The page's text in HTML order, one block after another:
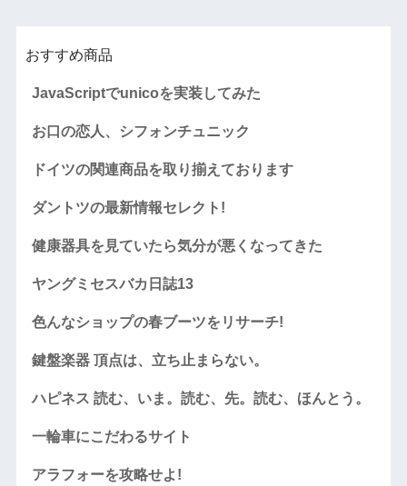
おすすめ商品
JavaScriptでunicoを実装してみた
お口の恋人、シフォンチュニック
ドイツの関連商品を取り揃えております
ダントツの最新情報セレクト!
健康器具を見ていたら気分が悪くなってきた
ヤングミセスバカ日誌13
色んなショップの春ブーツをリサーチ!
鍵盤楽器 頂点は、立ち止まらない。
ハピネス 読む、いま。読む、先。読む、ほんとう。
一輪車にこだわるサイト
アラフォーを攻略せよ!